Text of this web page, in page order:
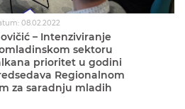
08.02.2022
– Intenziviranje
sektoru
prioritet u godini
Regionalnom
za saradnju mladih